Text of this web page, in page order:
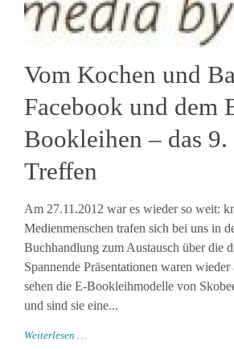
Vom Kochen und
Facebook und dem
Bookleihen – das
Treffen
Am 27.11.2012 war es wieder so weit:
Medienmenschen trafen sich bei uns in
Buchhandlung zum Austausch über die
Spannende Präsentationen waren
sehen die E-Bookleihmodelle von
und sind sie eine...
Weiterlesen …